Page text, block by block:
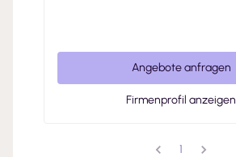
Angebote anfragen
Firmenprofil anzeigen
1